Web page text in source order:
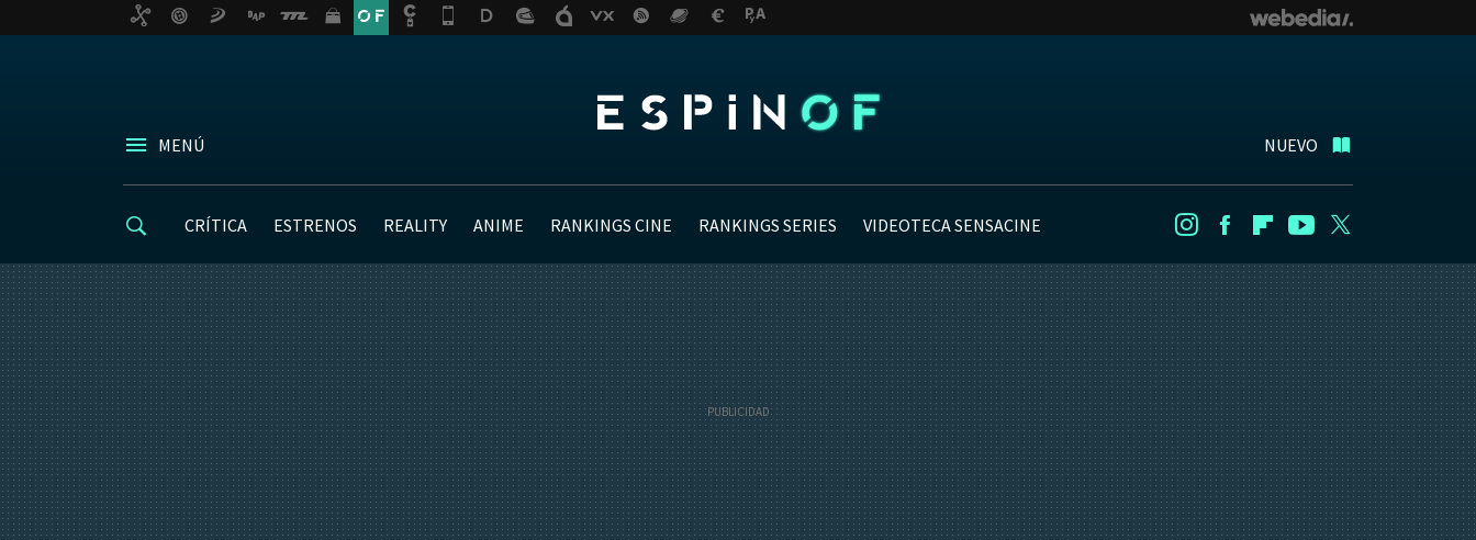
MENÚ NUEVO
CRÍTICA ESTRENOS REALITY ANIME RANKINGS CINE RANKINGS SERIES VIDEOTECA SENSACINE InstagramFacebookFlipboard
Youtube